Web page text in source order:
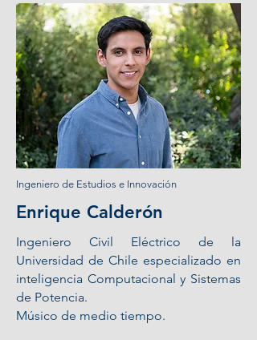
Ingeniero de Estudios e Innovación
Enrique Calderón
Ingeniero Civil Eléctrico de la
Universidad de Chile especializado en
inteligencia Computacional y Sistemas
de Potencia.
Músico de medio tiempo.